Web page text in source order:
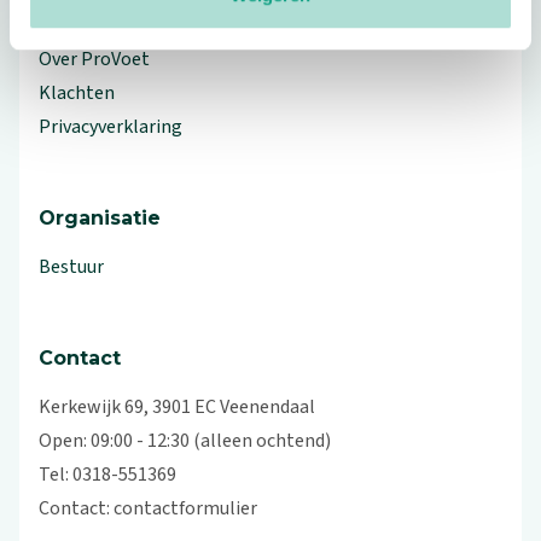
Workshops en lezingen
Over ProVoet
Klachten
Privacyverklaring
Organisatie
Bestuur
Contact
Kerkewijk 69, 3901 EC Veenendaal
Open: 09:00 - 12:30 (alleen ochtend)
Tel: 0318-551369
Contact:contactformulier